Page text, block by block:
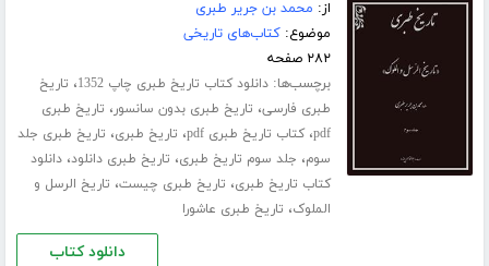
از: محمد بن جریر طبری
موضوع:کتاب‌های تاریخی
۲۸۲ صفحه
برچسب‌ها:دانلود کتاب تاریخ طبری چاپ 1352 ، تاریخ
طبری فارسی، تاریخ طبری بدون سانسور، تاریخ طبری
pdf،کتاب تاریخ طبری pdf ، تاریخ طبری، تاریخ طبری جلد
سوم، جلد سوم تاریخ طبری، تاریخ طبری دانلود،دانلود
کتاب تاریخ طبری، تاریخ طبری چیست، تاریخ الرسل و
الملوک، تاریخ طبری عاشورا
دانلود کتاب